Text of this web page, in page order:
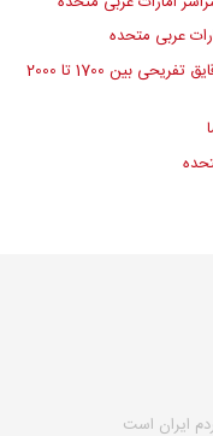
عربی متحده
استخدام در عرشه کشتی و قایق تفریحی بین 1700 تا 2000
ایران است